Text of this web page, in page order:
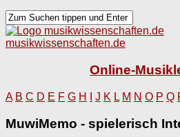
musikwissenschaften.de
Online-
A B C D E F G H J K L M N O P Q
MuwiMemo - spielerisch